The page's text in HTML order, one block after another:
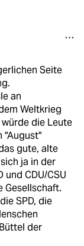
Seite
an
Weltkrieg
die Leute
"August"
gute, alte
ja in der
und CDU/CSU
Gesellschaft.
SPD, die
der